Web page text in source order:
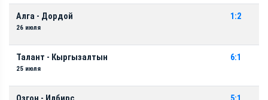
Алга - Дордой
26 июля
1:2
Талант - Кыргызалтын
25 июля
6:1